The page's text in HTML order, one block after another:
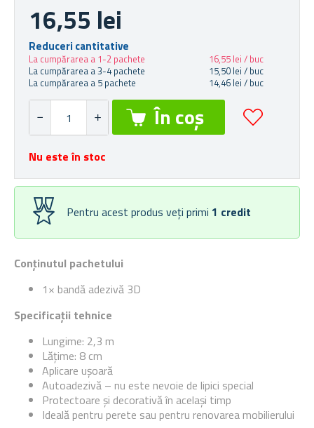
Conținutul pachetului
1× bandă adezivă 3D
Specificații tehnice
Lungime: 2,3 m
Lățime: 8 cm
Aplicare ușoară
Autoadezivă – nu este nevoie de lipici special
Protectoare și decorativă în același timp
Ideală pentru perete sau pentru renovarea mobilierului
16,55 lei
Reduceri cantitative
La cumpărarea a 1-2 pachete
16,55 lei / buc
La cumpărarea a 3-4 pachete
15,50 lei / buc
La cumpărarea a 5 pachete
14,46 lei / buc
Nu este în stoc
Pentru acest produs veți primi 1 credit